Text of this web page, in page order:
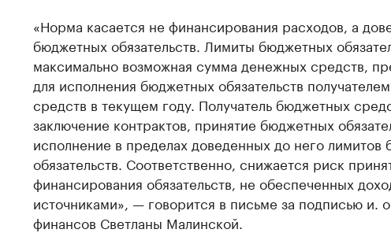
«Норма касается не финансирования расходов, а
бюджетных обязательств. Лимиты бюджетных
максимально возможная сумма денежных средств,
для исполнения бюджетных обязательств
средств в текущем году. Получатель бюджетных
заключение контрактов, принятие бюджетных
исполнение в пределах доведенных до него лимитов
обязательств. Соответственно, снижается риск
финансирования обязательств, не обеспеченных
источниками», — говорится в письме за подписью и.
финансов Светланы Малинской.